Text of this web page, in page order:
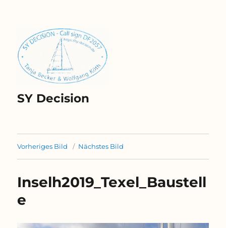
SY Decision
Vorheriges Bild Nächstes Bild
Inselh2019_Texel_Baustell
e